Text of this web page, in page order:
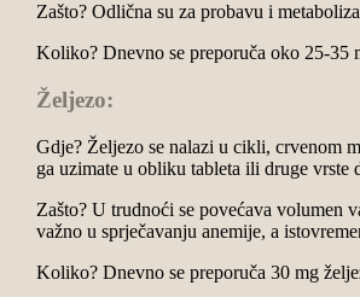
Zašto? Odlična su za probavu i
Koliko? Dnevno se preporuča oko 25-35
Željezo:
Gdje? Željezo se nalazi u cikli, crvenom
ga uzimate u obliku tableta ili druge vrste
Zašto? U trudnoći se povećava volumen
važno u sprječavanju anemije, a
Koliko? Dnevno se preporuča 30 mg